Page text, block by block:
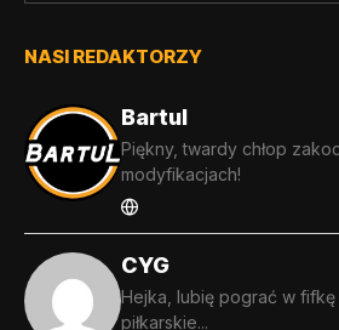
NASI REDAKTORZY
Bartul
Piękny, twardy chłop
modyfikacjach!
CYG
Hejka, lubię pograć w
piłkarskie...